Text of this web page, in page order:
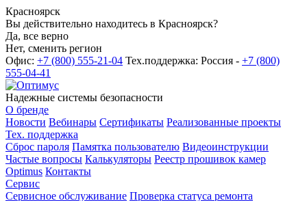
Красноярск
Вы действительно находитесь в Красноярск?
Да, все верно
Нет, сменить регион
Офис: +7 (800) 555-21-04 Тех.поддержка: Россия - +7 (800)
555-04-41
Надежные системы безопасности
О бренде
Новости Вебинары Сертификаты Реализованные проекты
Тех. поддержка
Сброс пароля Памятка пользователю Видеоинструкции
Частые вопросы Калькуляторы Реестр прошивок камер
Optimus Контакты
Сервис
Сервисное обслуживание Проверка статуса ремонта